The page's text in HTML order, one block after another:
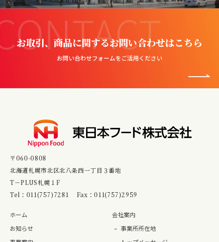
お取引、商品に関するお問い合わせはこちら
お問い合わせフォームをご活用ください
〒060-0808
北海道札幌市北区北八条西一丁目３番地
T－PLUS札幌１F
Tel： 011(757)7281 Fax：011(757)2959
ホーム
お知らせ
会社案内
事業所所在地